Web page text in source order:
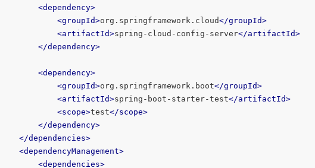
<dependency>
<groupId>org.springframework.cloud</groupId>
<artifactId>spring-cloud-config-server</artifactId>
</dependency>
<dependency>
<groupId>org.springframework.boot</groupId>
<artifactId>spring-boot-starter-test</artifactId>
<scope>test</scope>
</dependency>
</dependencies>
<dependencyManagement>
<dependencies>